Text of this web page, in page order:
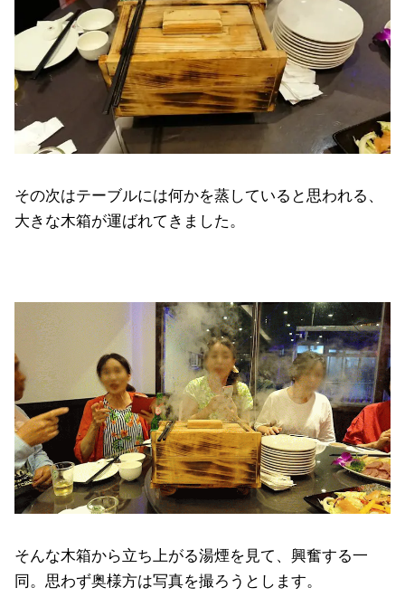
その次はテーブルには何かを蒸していると思われる、
大きな木箱が運ばれてきました。
そんな木箱から立ち上がる湯煙を見て、興奮する一
同。思わず奥様方は写真を撮ろうとします。